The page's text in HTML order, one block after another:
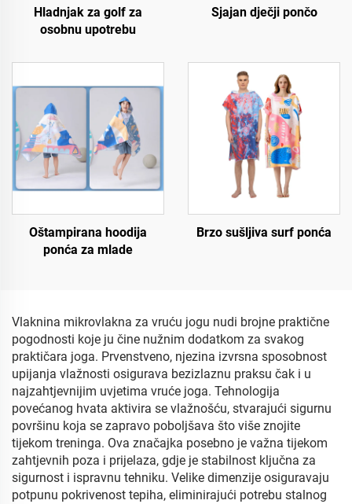
Hladnjak za golf za
osobnu upotrebu
Sjajan dječji pončo
Oštampirana hoodija
ponća za mlade
Brzo sušljiva surf ponća
Vlaknina mikrovlakna za vruću jogu nudi brojne praktične
pogodnosti koje ju čine nužnim dodatkom za svakog
praktičara joga. Prvenstveno, njezina izvrsna sposobnost
upijanja vlažnosti osigurava bezizlaznu praksu čak i u
najzahtjevnijim uvjetima vruće joga. Tehnologija
povećanog hvata aktivira se vlažnošću, stvarajući sigurnu
površinu koja se zapravo poboljšava što više znojite
tijekom treninga. Ova značajka posebno je važna tijekom
zahtjevnih poza i prijelaza, gdje je stabilnost ključna za
sigurnost i ispravnu tehniku. Velike dimenzije osiguravaju
potpunu pokrivenost tepiha, eliminirajući potrebu stalnog